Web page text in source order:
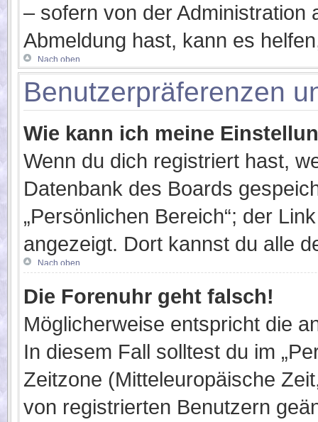
– sofern von der Administration
Abmeldung hast, kann es
Nach oben
Benutzerpräferenzen
Wie kann ich meine
Wenn du dich registriert hast,
Datenbank des Boards
„Persönlichen Bereich“; der
angezeigt. Dort kannst du alle
Nach oben
Die Forenuhr geht falsch!
Möglicherweise entspricht die
In diesem Fall solltest du im
Zeitzone (Mitteleuropäische
von registrierten Benutzern